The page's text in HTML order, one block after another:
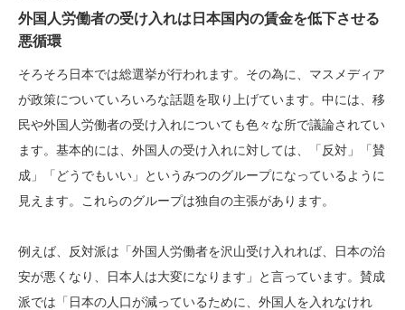
外国人労働者の受け入れは日本国内の賃金を低下させる
悪循環
そろそろ日本では総選挙が行われます。その為に、マスメディア
が政策についていろいろな話題を取り上げています。中には、移
民や外国人労働者の受け入れについても色々な所で議論されてい
ます。基本的には、外国人の受け入れに対しては、「反対」「賛
成」「どうでもいい」というみつのグループになっているように
見えます。これらのグループは独自の主張があります。
例えば、反対派は「外国人労働者を沢山受け入れれば、日本の治
安が悪くなり、日本人は大変になります」と言っています。賛成
派では「日本の人口が減っているために、外国人を入れなけれ